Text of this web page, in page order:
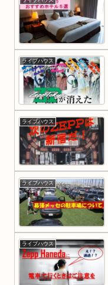
ライブハウス
ライブハウス
ライブハウス
ライブハウス